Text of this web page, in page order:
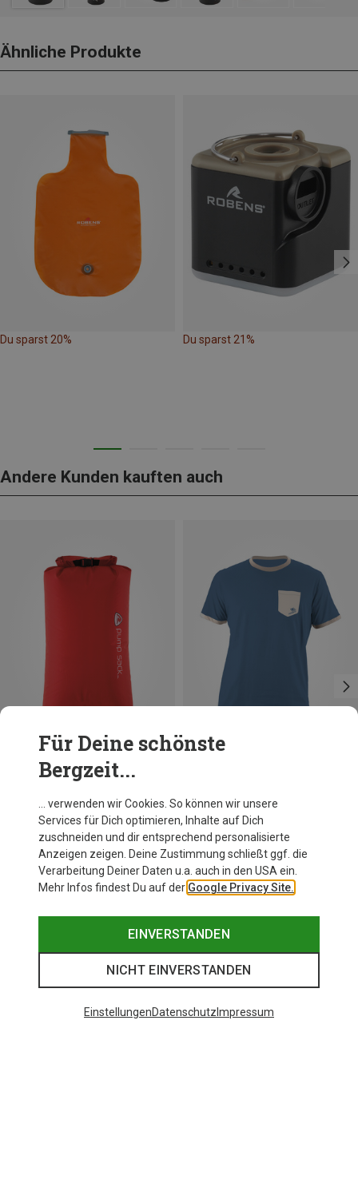
Ähnliche Produkte
Du sparst 20% Du sparst 21%
Andere Kunden kauften auch
Du sparst 21%
Für Deine schönste
Bergzeit...
… verwenden wir Cookies. So können wir unsere
Services für Dich optimieren, Inhalte auf Dich
zuschneiden und dir entsprechend personalisierte
Anzeigen zeigen. Deine Zustimmung schließt ggf. die
Verarbeitung Deiner Daten u.a. auch in den USA ein.
Mehr Infos findest Du auf der Google Privacy Site.
EINVERSTANDEN
NICHT EINVERSTANDEN
EinstellungenDatenschutz Impressum